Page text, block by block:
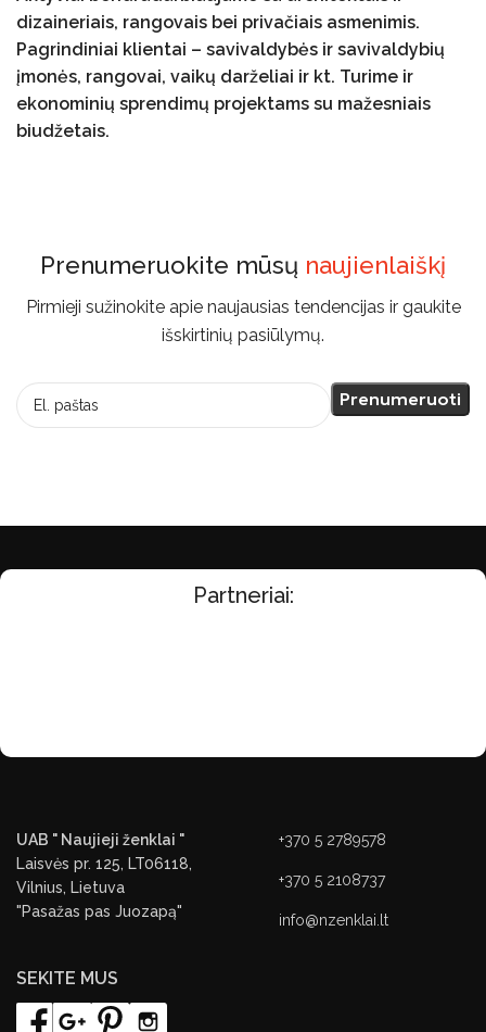
dizaineriais, rangovais bei privačiais asmenimis.
Pagrindiniai klientai – savivaldybės ir savivaldybių
įmonės, rangovai, vaikų darželiai ir kt. Turime ir
ekonominių sprendimų projektams su mažesniais
biudžetais.
Prenumeruokite mūsų naujienlaiškį
Pirmieji sužinokite apie naujausias tendencijas ir gaukite
išskirtinių pasiūlymų.
Partneriai:
UAB " Naujieji ženklai "
Laisvės pr. 125, LT06118,
Vilnius, Lietuva
"Pasažas pas Juozapą"
+370 5 2789578
+370 5 2108737
info@nzenklai.lt
SEKITE MUS